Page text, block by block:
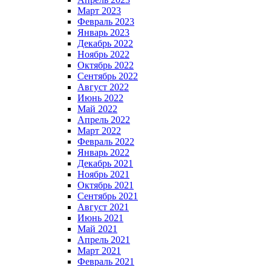
Март 2023
Февраль 2023
Январь 2023
Декабрь 2022
Ноябрь 2022
Октябрь 2022
Сентябрь 2022
Август 2022
Июнь 2022
Май 2022
Апрель 2022
Март 2022
Февраль 2022
Январь 2022
Декабрь 2021
Ноябрь 2021
Октябрь 2021
Сентябрь 2021
Август 2021
Июнь 2021
Май 2021
Апрель 2021
Март 2021
Февраль 2021